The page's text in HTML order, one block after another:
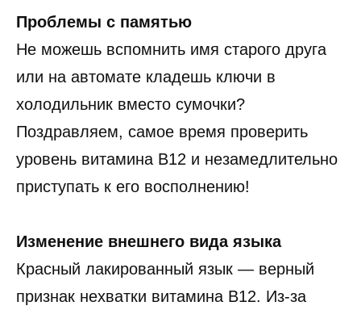
Проблемы с памятью
Не можешь вспомнить имя старого друга
или на автомате кладешь ключи в
холодильник вместо сумочки?
Поздравляем, самое время проверить
уровень витамина B12 и незамедлительно
приступать к его восполнению!
Изменение внешнего вида языка
Красный лакированный язык — верный
признак нехватки витамина B12. Из-за